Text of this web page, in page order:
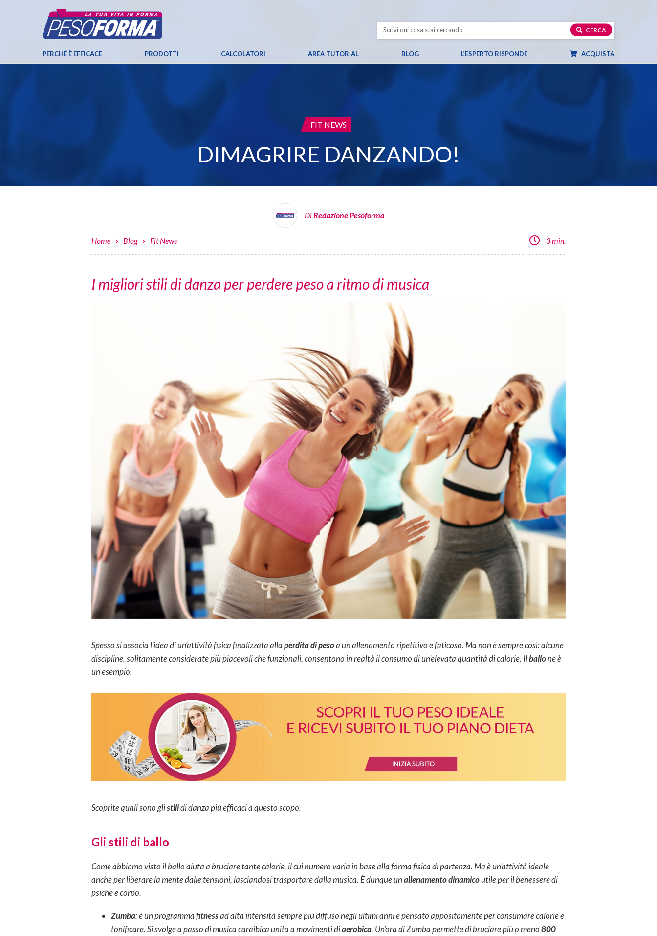
CERCA
PERCHÉ È EFFICACE PRODOTTI CALCOLATORI AREA TUTORIAL BLOG L’ESPERTO RISPONDE ACQUISTA
CATEGORIA:
FIT NEWS
DIMAGRIRE DANZANDO!
DiRedazione Pesoforma
Home Blog Fit News 3 min.
I migliori stili di danza per perdere peso a ritmo di musica
Spesso si associa l’idea di un’attività fisica finalizzata allaperdita di pesoa un allenamento ripetitivo e faticoso. Ma non è sempre così: alcune
discipline, solitamente considerate più piacevoli che funzionali, consentono in realtà il consumo di un’elevata quantità di calorie. Ilballone è
un esempio.
Scoprite quali sono glistilidi danza più efficaci a questo scopo.
Gli stili di ballo
Come abbiamo visto il ballo aiuta a bruciare tante calorie, il cui numero varia in base alla forma fisica di partenza. Ma è un’attività ideale
anche per liberare la mente dalle tensioni, lasciandosi trasportare dalla musica. È dunque unallenamento dinamicoutile per il benessere di
psiche e corpo.
Zumba: è un programmafitnessad alta intensità sempre più diffuso negli ultimi anni e pensato appositamente per consumare calorie e
tonificare. Si svolge a passo di musica caraibica unita a movimenti diaerobica. Un’ora di Zumba permette di bruciare più o meno800